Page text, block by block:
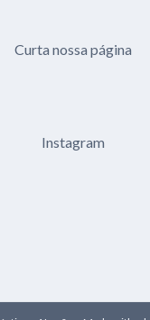
Curta nossa página
Instagram